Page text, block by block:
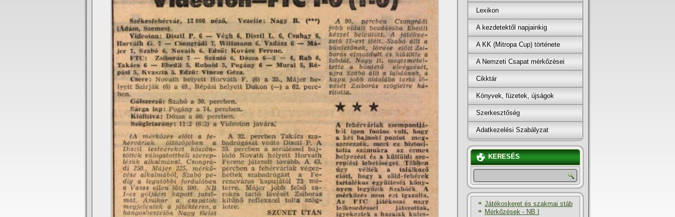
Lexikon
A kezdetektől napjainkig
A KK (Mitropa Cup) története
A Nemzeti Csapat mérkőzései
Cikktár
Könyvek, füzetek, újságok
Szerkesztőség
Adatkezelési Szabályzat
KERESÉS
Játékoskeret és szakmai stáb
Mérkőzések - NB I